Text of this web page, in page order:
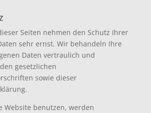
Seiten nehmen den Schutz Ihrer
sehr ernst. Wir behandeln Ihre
Daten vertraulich und
gesetzlichen
sowie dieser
Website benutzen, werden